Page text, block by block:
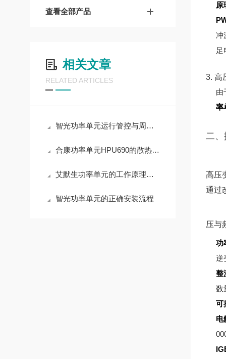
查看全部产品
相关文章
RELATED ARTICLES
智光功率单元运行管控与周期养护实操解析
合康功率单元HPU690的散热设计原理
艾默生功率单元的工作原理与应用领域深度解析
智光功率单元的正确安装流程
原
冲
足
3. 高
由
率
二、
高压
通过
压与
功
逆
整
数
可
电